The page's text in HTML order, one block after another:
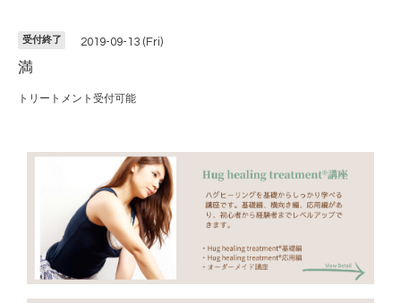
受付終了 2019-09-13 (Fri)
満
トリートメント受付可能